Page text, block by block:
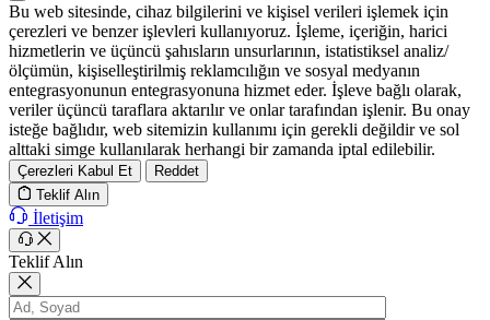
Bu web sitesinde, cihaz bilgilerini ve kişisel verileri işlemek için
çerezleri ve benzer işlevleri kullanıyoruz. İşleme, içeriğin, harici
hizmetlerin ve üçüncü şahısların unsurlarının, istatistiksel analiz/
ölçümün, kişiselleştirilmiş reklamcılığın ve sosyal medyanın
entegrasyonunun entegrasyonuna hizmet eder. İşleve bağlı olarak,
veriler üçüncü taraflara aktarılır ve onlar tarafından işlenir. Bu onay
isteğe bağlıdır, web sitemizin kullanımı için gerekli değildir ve sol
alttaki simge kullanılarak herhangi bir zamanda iptal edilebilir.
Çerezleri Kabul Et
Reddet
Teklif Alın
İletişim
Teklif Alın